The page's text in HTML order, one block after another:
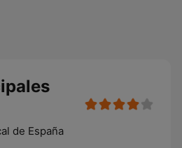
de España